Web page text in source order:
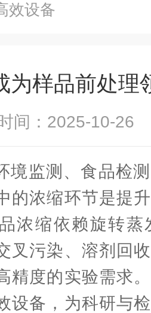
效设备
为样品前处理
间：2025-10-
监测、食品检测
的浓缩环节是提
浓缩依赖旋转蒸
叉污染、溶剂回
精度的实验需求。
设备，为科研与